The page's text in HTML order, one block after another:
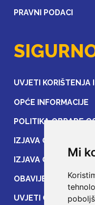
Mi
PRAVNI PODACI
UVJETI KORIŠTENJA
OPĆE INFORMACIJE
POLITIKA OBRADE
IZJAVA O ZAŠTITI
IZJAVA O ZAŠTITI
OBAVIJEST
UVJETI OSIGURANJA